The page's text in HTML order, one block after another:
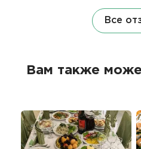
Все
Вам также